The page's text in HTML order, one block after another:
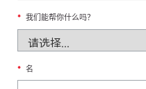
* 我们能帮你什么吗？
* 名